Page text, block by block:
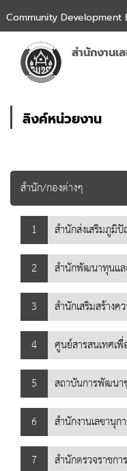
Community Development
สำนักงานเ
ลิงค์หน่วยงาน
สำนัก/กองต่างๆ
1
สำนักส่งเสริมภูมิ
2
สำนักพัฒนาทุนแล
3
สำนักเสริมสร้างค
4
ศูนย์สารสนเทศเ
5
สถาบันการพัฒน
6
สำนักงานเลขานุก
7
สำนักตรวจราชการ